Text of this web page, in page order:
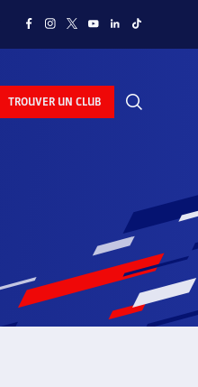
TROUVER UN CLUB